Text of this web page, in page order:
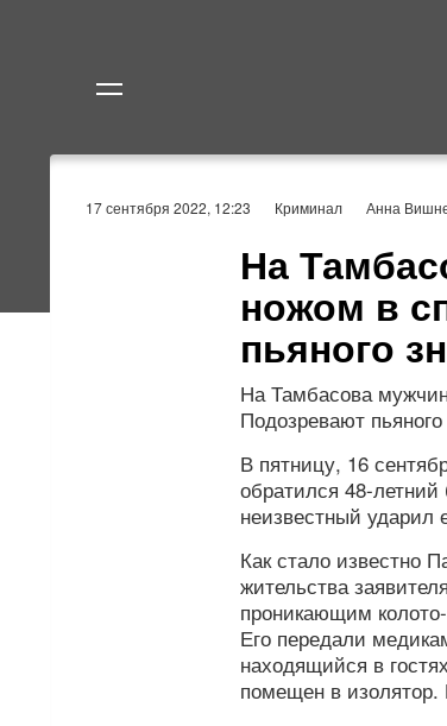
17 сентября 2022, 12:23 Криминал Анна
На
ножом в
пьяного
На Тамбасова
Подозревают
В пятницу, 16
обратился 48-
неизвестный ударил
Как стало известно
жительства
проникающим
Его передали
находящийся в
помещен в изолятор.